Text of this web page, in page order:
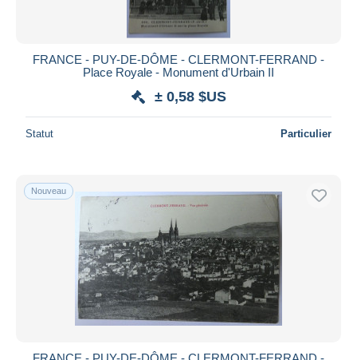
FRANCE - PUY-DE-DÔME - CLERMONT-FERRAND -
Place Royale - Monument d'Urbain II
± 0,58 $US
Statut Particulier
Nouveau